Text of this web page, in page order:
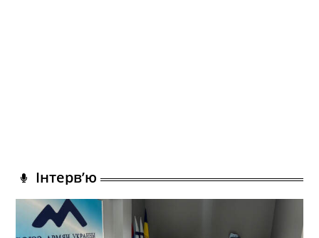
Інтерв’ю